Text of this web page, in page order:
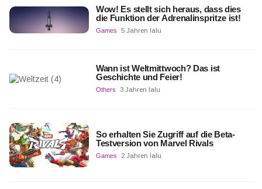
Wow! Es stellt sich heraus, dass dies
die Funktion der Adrenalinspritze ist!
Games 5 Jahren lalu
Wann ist Weltmittwoch? Das ist
Geschichte und Feier!
Others 3 Jahren lalu
So erhalten Sie Zugriff auf die Beta-
Testversion von Marvel Rivals
Games 2 Jahren lalu